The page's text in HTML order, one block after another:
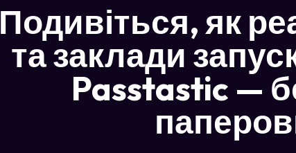
Подивіться, як
та заклади
Passtastic —